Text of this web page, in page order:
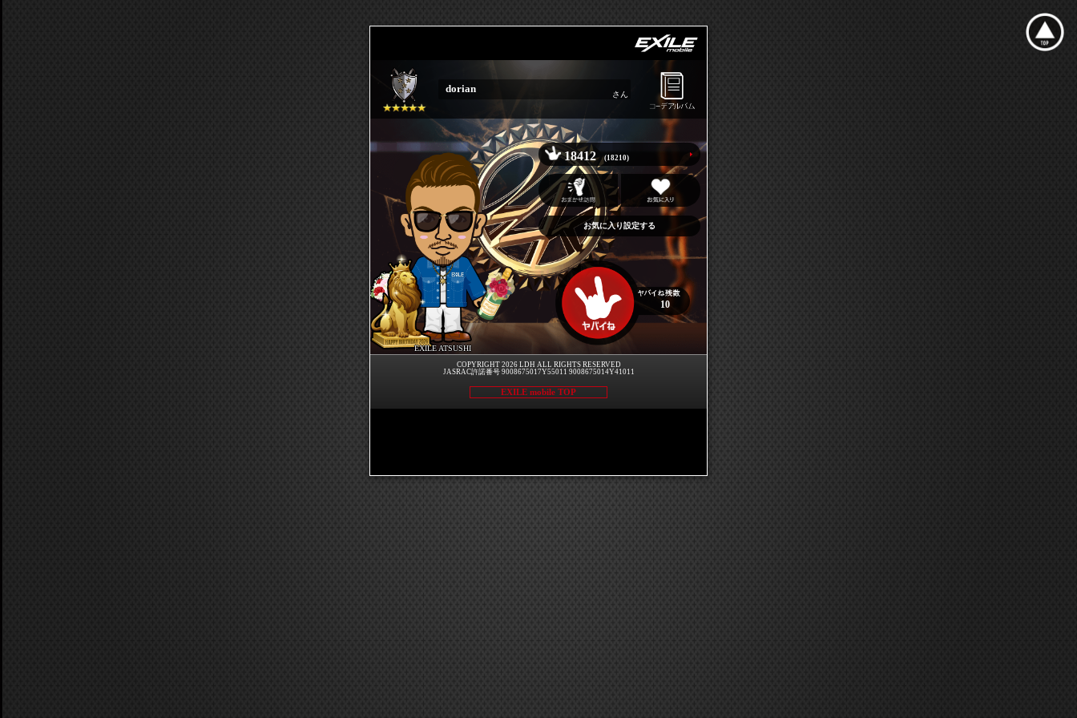
dorian さん
EXILE ATSUSHI
18412 (18210)
お気に入り設定する
10
COPYRIGHT 2026 LDH ALL RIGHTS RESERVED
JASRAC許諾番号 9008675017Y55011 9008675014Y41011
EXILE mobile TOP